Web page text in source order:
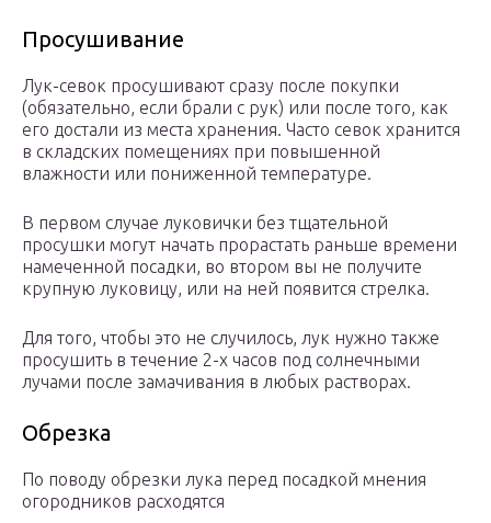
Просушивание
Лук-севок просушивают сразу после покупки
(обязательно, если брали с рук) или после того, как
его достали из места хранения. Часто севок хранится
в складских помещениях при повышенной
влажности или пониженной температуре.
В первом случае луковички без тщательной
просушки могут начать прорастать раньше времени
намеченной посадки, во втором вы не получите
крупную луковицу, или на ней появится стрелка.
Для того, чтобы это не случилось, лук нужно также
просушить в течение 2-х часов под солнечными
лучами после замачивания в любых растворах.
Обрезка
По поводу обрезки лука перед посадкой мнения
огородников расходятся